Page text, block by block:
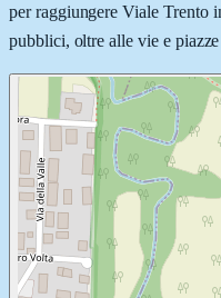
per raggiungere Viale Trento
pubblici, oltre alle vie e